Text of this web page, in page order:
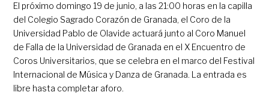
El próximo domingo 19 de junio, a las 21:00 horas en la capilla
del Colegio Sagrado Corazón de Granada, el Coro de la
Universidad Pablo de Olavide actuará junto al Coro Manuel
de Falla de la Universidad de Granada en el X Encuentro de
Coros Universitarios, que se celebra en el marco del Festival
Internacional de Música y Danza de Granada. La entrada es
libre hasta completar aforo.